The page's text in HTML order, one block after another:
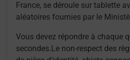
France, se déroule sur tablette
aléatoires fournies par le
Vous devez répondre à chaque
secondes.Le non-respect des